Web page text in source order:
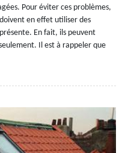
Pour éviter ces problèmes,
en effet utiliser des
En fait, ils peuvent
Il est à rappeler que